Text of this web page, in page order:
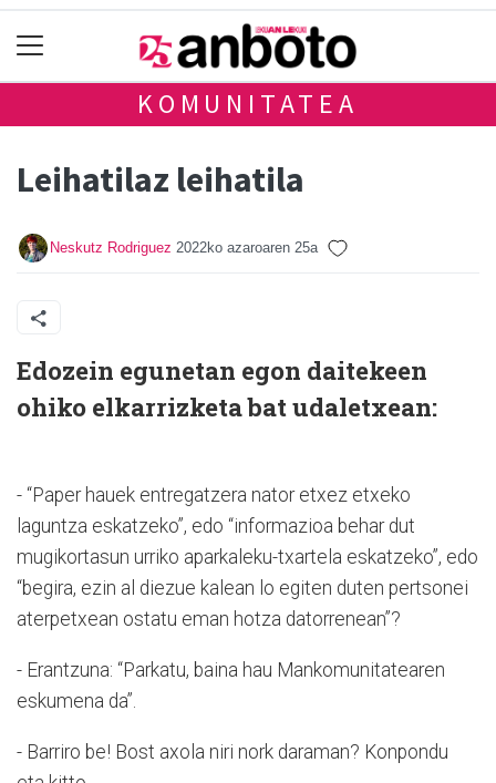
KOMUNITATEA
Leihatilaz leihatila
Neskutz Rodriguez 2022ko azaroaren 25a
Edozein egunetan egon daitekeen
ohiko elkarrizketa bat udaletxean:
- “Paper hauek entregatzera nator etxez etxeko
laguntza eskatzeko”, edo “informazioa behar dut
mugikortasun urriko aparkaleku-txartela eskatzeko”, edo
“begira, ezin al diezue kalean lo egiten duten pertsonei
aterpetxean ostatu eman hotza datorrenean”?
- Erantzuna: “Parkatu, baina hau Mankomunitatearen
eskumena da”.
- Barriro be! Bost axola niri nork daraman? Konpondu